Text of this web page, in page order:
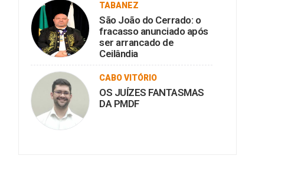
TABANEZ
São João do Cerrado: o
fracasso anunciado após
ser arrancado de
Ceilândia
CABO VITÓRIO
OS JUÍZES FANTASMAS
DA PMDF